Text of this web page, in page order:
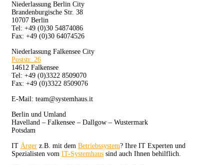
Niederlassung Berlin City
Brandenburgische Str. 38
10707 Berlin
Tel: +49 (0)30 54874086
Fax: +49 (0)30 64074526
Niederlassung Falkensee City
Poststr. 26
14612 Falkensee
Tel: +49 (0)3322 8509070
Fax: +49 (0)3322 8509076
E-Mail: team@systemhaus.it
Berlin und Umland
Havelland – Falkensee – Dallgow – Wustermark
Potsdam
IT Ärger z.B. mit dem Betriebssystem? Ihre IT Experten und
Spezialisten vom IT-Systemhaus sind auch Ihnen behilflich.